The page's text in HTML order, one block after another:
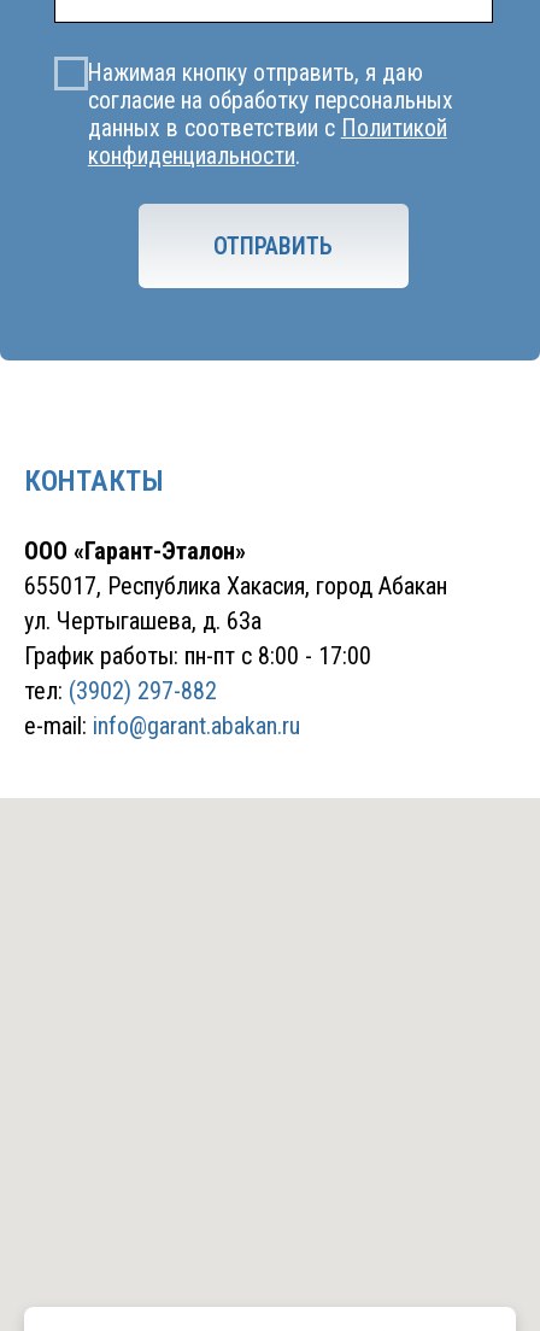
КОНТАКТЫ
ООО «Гарант-Эталон»
655017, Республика Хакасия, город Абакан
ул. Чертыгашева, д. 63а
График работы: пн-пт с 8:00 - 17:00
тел: (3902) 297-882
e-mail: info@garant.abakan.ru